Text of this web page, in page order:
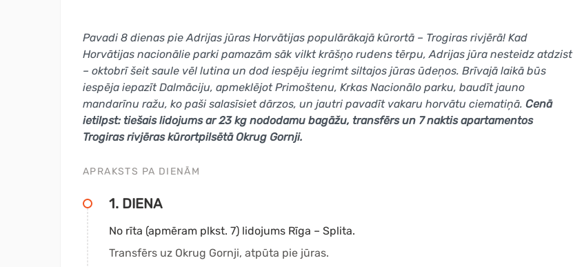
Pavadi 8 dienas pie Adrijas jūras Horvātijas populārākajā kūrortā – Trogiras rivjērā! Kad
Horvātijas nacionālie parki pamazām sāk vilkt krāšņo rudens tērpu, Adrijas jūra nesteidz atdzist
– oktobrī šeit saule vēl lutina un dod iespēju iegrimt siltajos jūras ūdeņos. Brīvajā laikā būs
iespēja iepazīt Dalmāciju, apmeklējot Primoštenu, Krkas Nacionālo parku, baudīt jauno
mandarīnu ražu, ko paši salasīsiet dārzos, un jautri pavadīt vakaru horvātu ciematiņā. Cenā
ietilpst: tiešais lidojums ar 23 kg nododamu bagāžu, transfērs un 7 naktis apartamentos
Trogiras rivjēras kūrortpilsētā Okrug Gornji.
APRAKSTS PA DIENĀM
1. DIENA
No rīta (apmēram plkst. 7) lidojums Rīga – Splita.
Transfērs uz Okrug Gornji, atpūta pie jūras.